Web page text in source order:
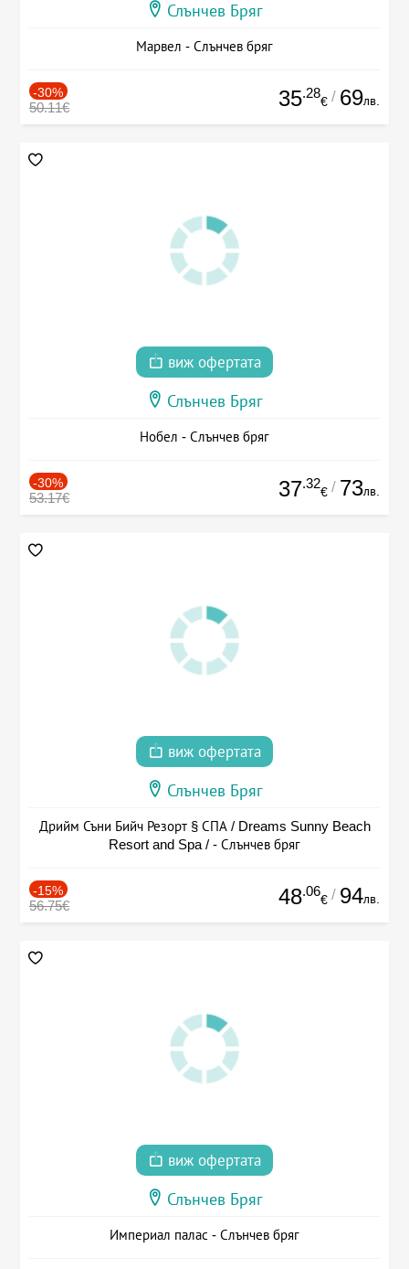
Слънчев Бряг
Марвел - Слънчев бряг
-30%
50.11€ 35.28
€ / 69лв.
виж офертата
Слънчев Бряг
Нобел - Слънчев бряг
-30%
53.17€ 37.32
€ / 73лв.
виж офертата
Слънчев Бряг
Дрийм Съни Бийч Резорт § СПА / Dreams Sunny Beach
Resort and Spa / - Слънчев бряг
-15%
56.75€ 48.06
€ / 94лв.
виж офертата
Слънчев Бряг
Империал палас - Слънчев бряг